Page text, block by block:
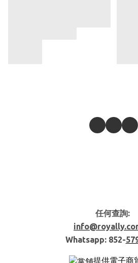
任何查詢:
Whatsapp: 852-
提供電子商